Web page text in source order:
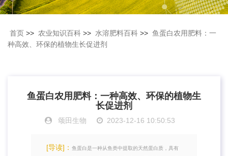
首页 >> 农业知识百科 >> 水溶肥料百科 >> 鱼蛋白农用肥料：一
种高效、环保的植物生长促进剂
鱼蛋白农用肥料：一种高效、环保的植物生
长促进剂
颂田生物 2023-12-16 10:50:53
[导读]： 鱼蛋白是一种从鱼类中提取的天然蛋白质，具有